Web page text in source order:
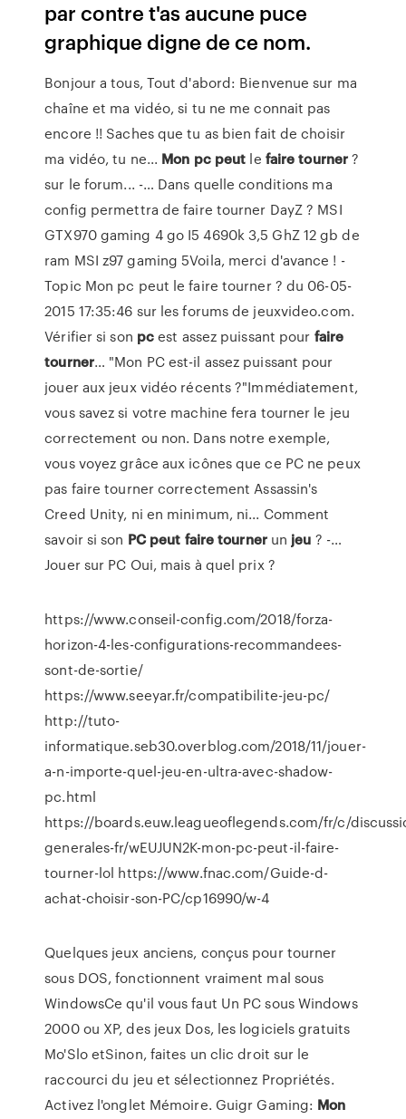
par contre t'as aucune puce
graphique digne de ce nom.
Bonjour a tous, Tout d'abord: Bienvenue sur ma
chaîne et ma vidéo, si tu ne me connait pas
encore !! Saches que tu as bien fait de choisir
ma vidéo, tu ne... Mon pc peut le faire tourner?
sur le forum... -… Dans quelle conditions ma
config permettra de faire tourner DayZ ? MSI
GTX970 gaming 4 go I5 4690k 3,5 GhZ 12 gb de
ram MSI z97 gaming 5Voila, merci d'avance ! -
Topic Mon pc peut le faire tourner ? du 06-05-
2015 17:35:46 sur les forums de jeuxvideo.com.
Vérifier si son pcest assez puissant pour faire
tourner… "Mon PC est-il assez puissant pour
jouer aux jeux vidéo récents ?"Immédiatement,
vous savez si votre machine fera tourner le jeu
correctement ou non. Dans notre exemple,
vous voyez grâce aux icônes que ce PC ne peux
pas faire tourner correctement Assassin's
Creed Unity, ni en minimum, ni... Comment
savoir si son PC peut fairetournerun jeu ? -…
Jouer sur PC Oui, mais à quel prix ?
https://www.conseil-config.com/2018/forza-
horizon-4-les-configurations-recommandees-
sont-de-sortie/
https://www.seeyar.fr/compatibilite-jeu-pc/
http://tuto-
informatique.seb30.overblog.com/2018/11/jouer-
a-n-importe-quel-jeu-en-ultra-avec-shadow-
pc.html
https://boards.euw.leagueoflegends.com/fr/c/
generales-fr/wEUJUN2K-mon-pc-peut-il-faire-
tourner-lol https://www.fnac.com/Guide-d-
achat-choisir-son-PC/cp16990/w-4
Quelques jeux anciens, conçus pour tourner
sous DOS, fonctionnent vraiment mal sous
WindowsCe qu'il vous faut Un PC sous Windows
2000 ou XP, des jeux Dos, les logiciels gratuits
Mo'Slo etSinon, faites un clic droit sur le
raccourci du jeu et sélectionnez Propriétés.
Activez l'onglet Mémoire. Guigr Gaming: Mon